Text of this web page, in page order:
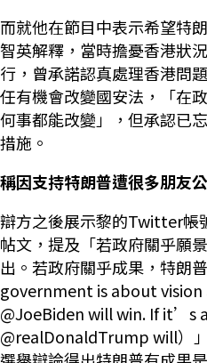
而就他在節目中表示希望特
智英解釋，當時擔憂香港狀
行，曾承諾認真處理香港問
任有機會改變國安法，「在
何事都能改變」，但承認已
措施。
稱因支持特朗普遭很多朋友
辯方之後展示黎的Twitter帳
帖文，提及「若政府關乎願
出。若政府關乎成果，特朗
government is about
@JoeBiden will win. If it’s
@realDonaldTrump will）